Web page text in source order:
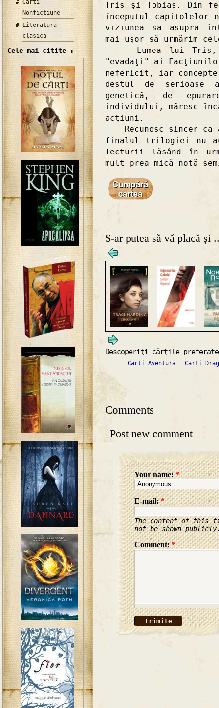
Carti
Nonfictiune
Literatura
clasica
Cele mai citite :
Tris şi Tobias. Din
începutul capitolelor
viziunea sa asupra
mai uşor să urmărim
Lumea lui Tris,
"evadaţi" ai
nefericit, iar
destul de serioase
genetică, de
individului, măresc
acţiuni.
Recunosc sincer că
finalul trilogiei nu
lecturii lăsând în
mult prea mică notă
S-ar putea să vă placă şi
Descoperiţi cărţile
Carti Aventura Carti
Comments
Post new comment
Your name:*
E-mail:*
The content of this
not be shown
Comment:*